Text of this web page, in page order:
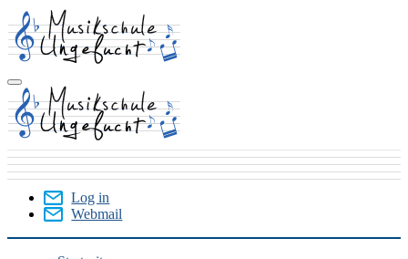
Skip
to
main
content
User
Menu
Log in
Webmail